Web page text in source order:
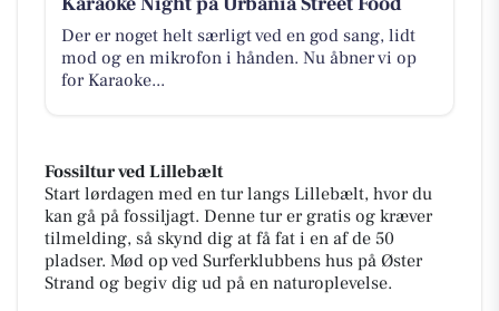
Der er noget helt særligt ved en god sang, lidt
mod og en mikrofon i hånden. Nu åbner vi op
for Karaoke...
Fossiltur ved Lillebælt
Start lørdagen med en tur langs Lillebælt, hvor du
kan gå på fossiljagt. Denne tur er gratis og kræver
tilmelding, så skynd dig at få fat i en af de 50
pladser. Mød op ved Surferklubbens hus på Øster
Strand og begiv dig ud på en naturoplevelse.